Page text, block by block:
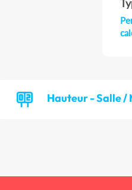
Hauteur - Salle /